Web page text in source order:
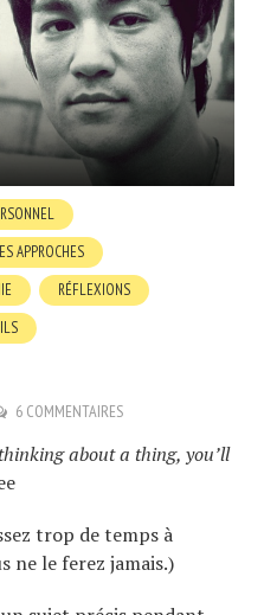
APPROCHES
RÉFLEXIONS
6 COMMENTAIRES
about a thing, you’ll
trop de temps à
ne le ferez jamais.)